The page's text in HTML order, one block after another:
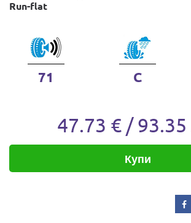
Run-flat
71 C
47.73 € / 93.35
Купи